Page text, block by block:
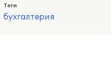
Теги
бухгалтерия